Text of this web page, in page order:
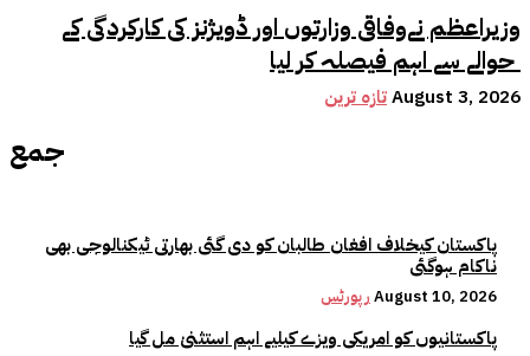
وزیراعظم نےوفاقی وزارتوں اور ڈویژنز کی کارکردگی کے
حوالے سے اہم فیصلہ کر لیا
تازہ ترینAugust 3, 2026
جمع
پاکستان کیخلاف افغان طالبان کو دی گئی بھارتی ٹیکنالوجی بھی
ناکام ہوگئی
رپورٹس August 10, 2026
پاکستانیوں کو امریکی ویزے کیلیے اہم استثنیٰ مل گیا